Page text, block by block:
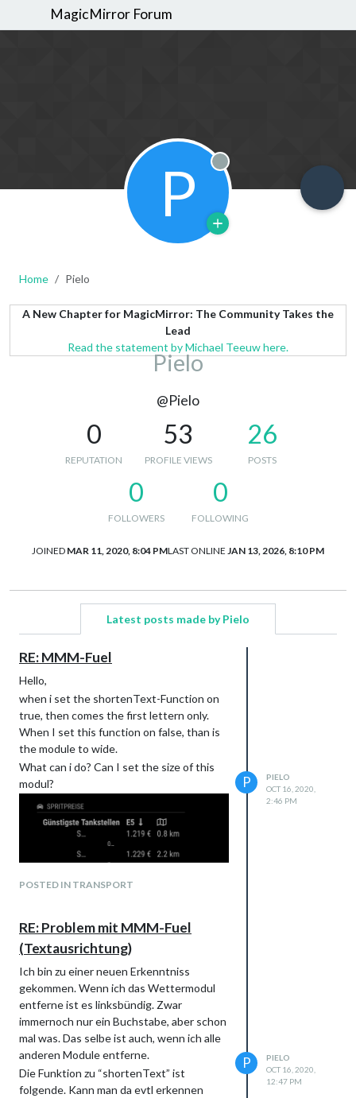
MagicMirror Forum
P Offline
Home Pielo
A New Chapter for MagicMirror: The Community Takes the
Lead
Read the statement by Michael Teeuw here.
Pielo
@Pielo
0
REPUTATION
53
PROFILE VIEWS
26
POSTS
0
FOLLOWERS
0
FOLLOWING
JOINED MAR 11, 2020, 8:04 PMLAST ONLINE JAN 13, 2026, 8:10 PM
Latest posts made by Pielo
RE: MMM-Fuel
Hello,
when i set the shortenText-Function on
true, then comes the first lettern only.
When I set this function on false, than is
the module to wide.
What can i do? Can I set the size of this
modul?
POSTED IN TRANSPORT
P
PIELO
OCT 16, 2020,
2:46 PM
RE: Problem mit MMM-Fuel
(Textausrichtung)
Ich bin zu einer neuen Erkenntniss
gekommen. Wenn ich das Wettermodul
entferne ist es linksbündig. Zwar
immernoch nur ein Buchstabe, aber schon
mal was. Das selbe ist auch, wenn ich alle
anderen Module entferne.
Die Funktion zu “shortenText” ist
folgende. Kann man da evtl erkennen
P
PIELO
OCT 16, 2020,
12:47 PM